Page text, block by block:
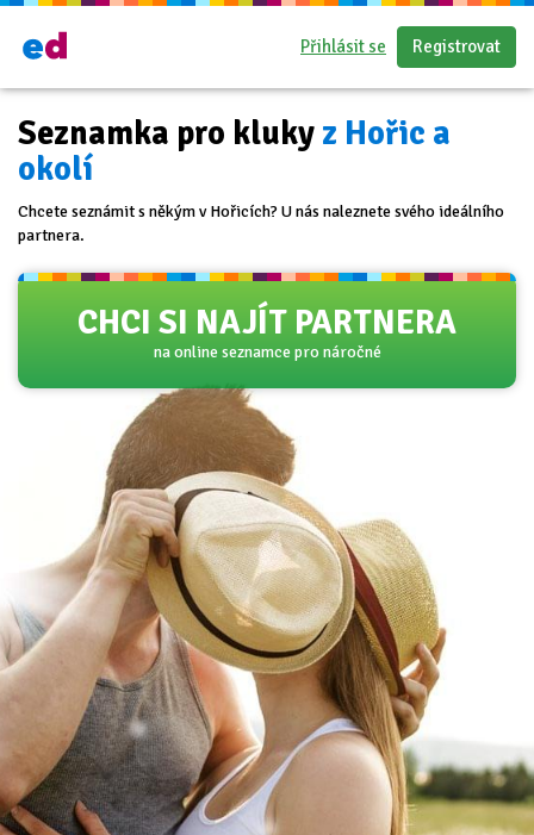
Přihlásit se Registrovat
Seznamka pro kluky z Hořic a
okolí
Chcete seznámit s někým v Hořicích? U nás naleznete svého ideálního
partnera.
CHCI SI NAJÍT PARTNERA
na online seznamce pro náročné